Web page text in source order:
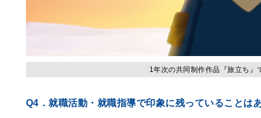
1年次の共同制作作品『旅立ち』
Q4．就職活動・就職指導で印象に残っていることは